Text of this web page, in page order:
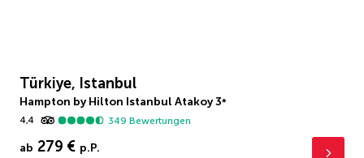
Türkiye, Istanbul
Hampton by Hilton Istanbul Atakoy3*
4,4
349 Bewertungen
ab 279 € p.P.